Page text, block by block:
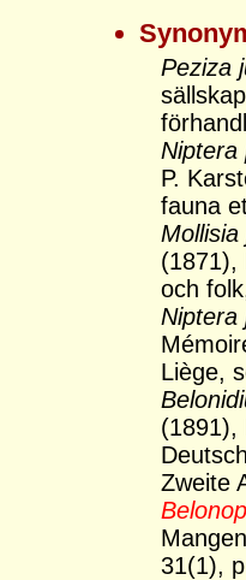
Peziza
Niptera
P.
fauna
Mollisia
(1871),
och
Niptera
Liège,
(1891),
Zweite
31(1),